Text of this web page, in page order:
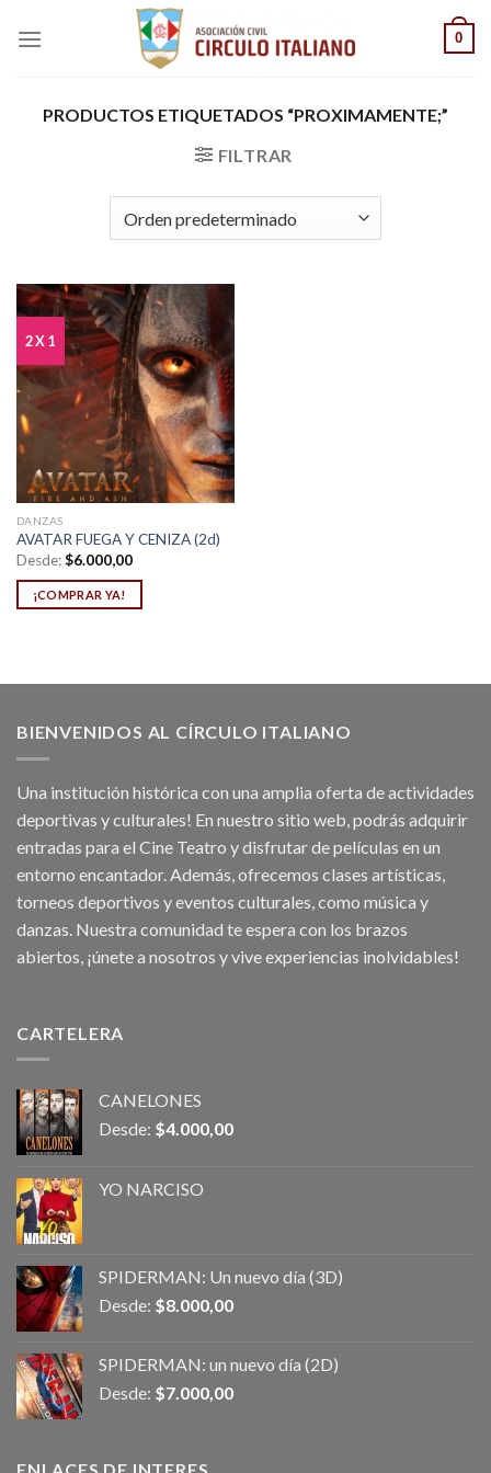
0
PRODUCTOS ETIQUETADOS “PROXIMAMENTE;”
FILTRAR
2 X 1
DANZAS
AVATAR FUEGA Y CENIZA (2d)
Desde:$6.000,00
¡COMPRAR YA!
BIENVENIDOS AL CÍRCULO ITALIANO
Una institución histórica con una amplia oferta de actividades
deportivas y culturales! En nuestro sitio web, podrás adquirir
entradas para el Cine Teatro y disfrutar de películas en un
entorno encantador. Además, ofrecemos clases artísticas,
torneos deportivos y eventos culturales, como música y
danzas. Nuestra comunidad te espera con los brazos
abiertos, ¡únete a nosotros y vive experiencias inolvidables!
CARTELERA
CANELONES
Desde: $4.000,00
YO NARCISO
SPIDERMAN: Un nuevo día (3D)
Desde: $8.000,00
SPIDERMAN: un nuevo día (2D)
Desde: $7.000,00